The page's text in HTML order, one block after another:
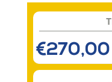
€270,00